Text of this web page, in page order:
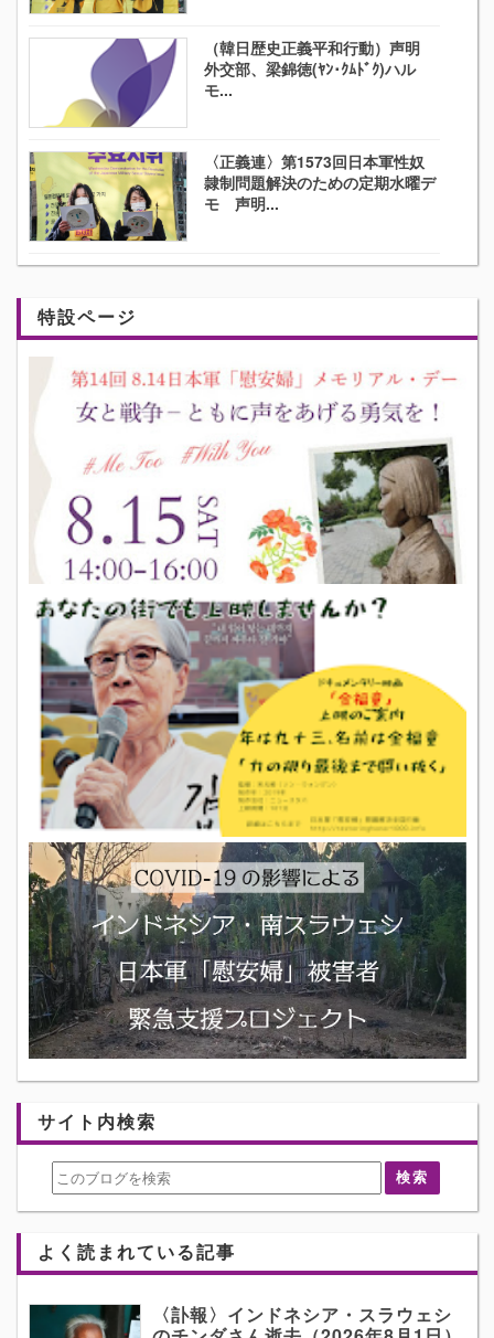
（韓日歴史正義平和行動）声明
外交部、梁錦徳(ﾔﾝ･ｸﾑﾄﾞｸ)ハル
モ...
〈正義連〉第1573回日本軍性奴
隷制問題解決のための定期水曜デ
モ 声明...
特設ページ
サイト内検索
よく読まれている記事
〈訃報〉インドネシア・スラウェシ